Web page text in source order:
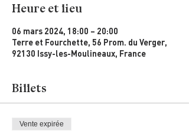
Heure et lieu
06 mars 2024, 18:00 – 20:00
Terre et Fourchette, 56 Prom. du Verger,
92130 Issy-les-Moulineaux, France
Billets
Vente expirée